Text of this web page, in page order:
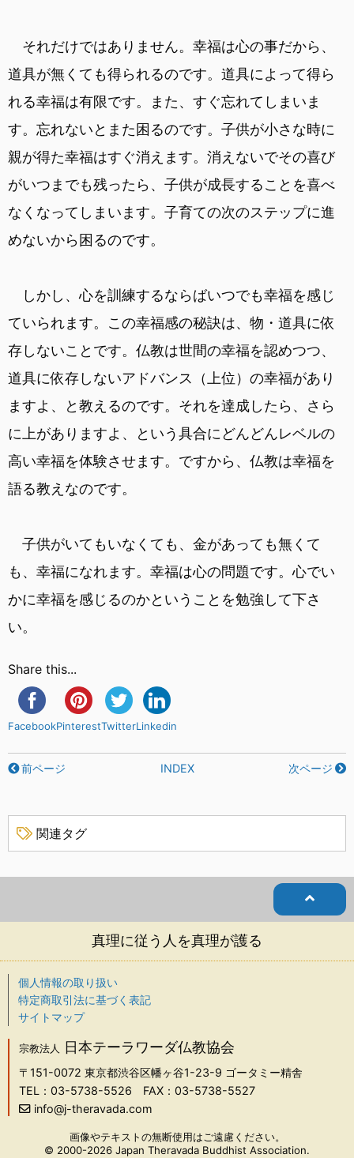
それだけではありません。幸福は心の事だから、
道具が無くても得られるのです。道具によって得ら
れる幸福は有限です。また、すぐ忘れてしまいま
す。忘れないとまた困るのです。子供が小さな時に
親が得た幸福はすぐ消えます。消えないでその喜び
がいつまでも残ったら、子供が成長することを喜べ
なくなってしまいます。子育ての次のステップに進
めないから困るのです。
しかし、心を訓練するならばいつでも幸福を感じ
ていられます。この幸福感の秘訣は、物・道具に依
存しないことです。仏教は世間の幸福を認めつつ、
道具に依存しないアドバンス（上位）の幸福があり
ますよ、と教えるのです。それを達成したら、さら
に上がありますよ、という具合にどんどんレベルの
高い幸福を体験させます。ですから、仏教は幸福を
語る教えなのです。
子供がいてもいなくても、金があっても無くて
も、幸福になれます。幸福は心の問題です。心でい
かに幸福を感じるのかということを勉強して下さ
い。
Share this...
FacebookPinterestTwitterLinkedin
前ページ INDEX 次ページ
関連タグ
真理に従う人を真理が護る
個人情報の取り扱い
特定商取引法に基づく表記
サイトマップ
宗教法人 日本テーラワーダ仏教協会
〒151-0072 東京都渋谷区幡ヶ谷1-23-9 ゴータミー精舎
TEL：03-5738-5526 FAX：03-5738-5527
info@j-theravada.com
画像やテキストの無断使用はご遠慮ください。
© 2000-2026 Japan Theravada Buddhist Association.